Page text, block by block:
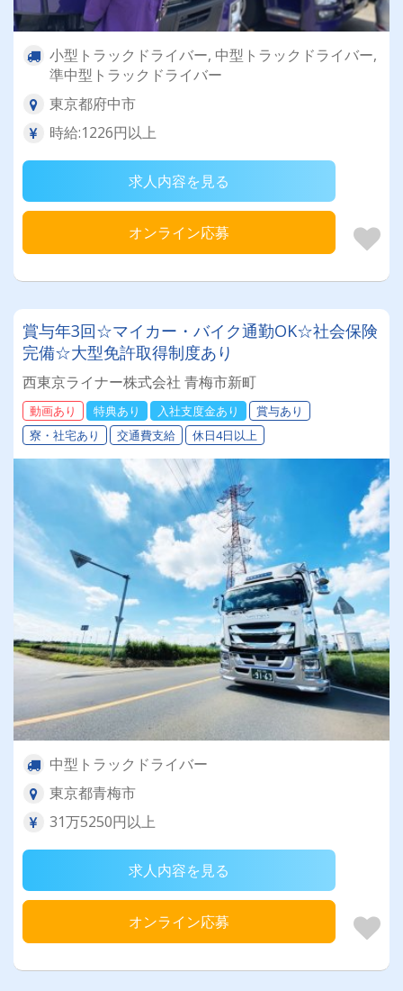
小型トラックドライバー, 中型トラックドライバー,
準中型トラックドライバー
東京都府中市
時給:1226円以上
求人内容を見る
オンライン応募
賞与年3回☆マイカー・バイク通勤OK☆社会保険
完備☆大型免許取得制度あり
西東京ライナー株式会社 青梅市新町
動画あり 特典あり 入社支度金あり
賞与あり
寮・社宅あり
交通費支給 休日4日以上
中型トラックドライバー
東京都青梅市
31万5250円以上
求人内容を見る
オンライン応募